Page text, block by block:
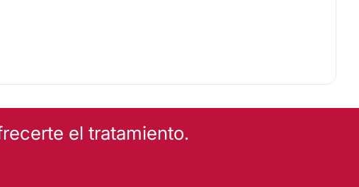
el tratamiento.